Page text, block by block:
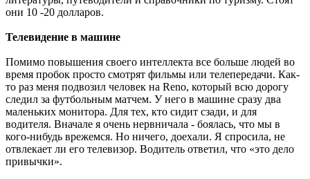
они 10 -20 долларов.
Телевидение в машине
Помимо повышения своего интеллекта все больше людей во
время пробок просто смотрят фильмы или телепередачи. Как-
то раз меня подвозил человек на Reno, который всю дорогу
следил за футбольным матчем. У него в машине сразу два
маленьких монитора. Для тех, кто сидит сзади, и для
водителя. Вначале я очень нервничала - боялась, что мы в
кого-нибудь врежемся. Но ничего, доехали. Я спросила, не
отвлекает ли его телевизор. Водитель ответил, что «это дело
привычки».